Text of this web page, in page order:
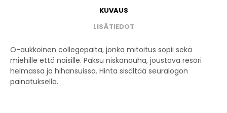
KUVAUS
LISÄTIEDOT
O-aukkoinen collegepaita, jonka mitoitus sopii sekä
miehille että naisille. Paksu niskanauha, joustava resori
helmassa ja hihansuissa. Hinta sisältää seuralogon
painatuksella.